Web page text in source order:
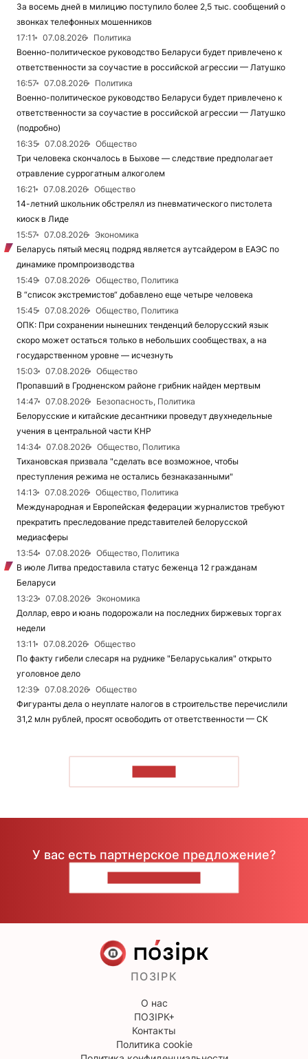
За восемь дней в милицию поступило более 2,5 тыс. сообщений о
звонках телефонных мошенников
17:11
07.08.2026
Политика
Военно-политическое руководство Беларуси будет привлечено к
ответственности за соучастие в российской агрессии — Латушко
16:57
07.08.2026
Политика
Военно-политическое руководство Беларуси будет привлечено к
ответственности за соучастие в российской агрессии — Латушко
(подробно)
16:35
07.08.2026
Общество
Три человека скончалось в Быхове — следствие предполагает
отравление суррогатным алкоголем
16:21
07.08.2026
Общество
14-летний школьник обстрелял из пневматического пистолета
киоск в Лиде
15:57
07.08.2026
Экономика
Беларусь пятый месяц подряд является аутсайдером в ЕАЭС по
динамике промпроизводства
15:49
07.08.2026
Общество, Политика
В “список экстремистов“ добавлено еще четыре человека
15:45
07.08.2026
Общество, Политика
ОПК: При сохранении нынешних тенденций белорусский язык
скоро может остаться только в небольших сообществах, а на
государственном уровне — исчезнуть
15:03
07.08.2026
Общество
Пропавший в Гродненском районе грибник найден мертвым
14:47
07.08.2026
Безопасность, Политика
Белорусские и китайские десантники проведут двухнедельные
учения в центральной части КНР
14:34
07.08.2026
Общество, Политика
Тихановская призвала "сделать все возможное, чтобы
преступления режима не остались безнаказанными"
14:13
07.08.2026
Общество, Политика
Международная и Европейская федерации журналистов требуют
прекратить преследование представителей белорусской
медиасферы
13:54
07.08.2026
Общество, Политика
В июле Литва предоставила статус беженца 12 гражданам
Беларуси
13:23
07.08.2026
Экономика
Доллар, евро и юань подорожали на последних биржевых торгах
недели
13:11
07.08.2026
Общество
По факту гибели слесаря на руднике "Беларуськалия" открыто
уголовное дело
12:39
07.08.2026
Общество
Фигуранты дела о неуплате налогов в строительстве перечислили
31,2 млн рублей, просят освободить от ответственности — СК
У вас есть партнерское предложение?
ПОЗІРК
О нас
ПОЗІРК+
Контакты
Политика cookie